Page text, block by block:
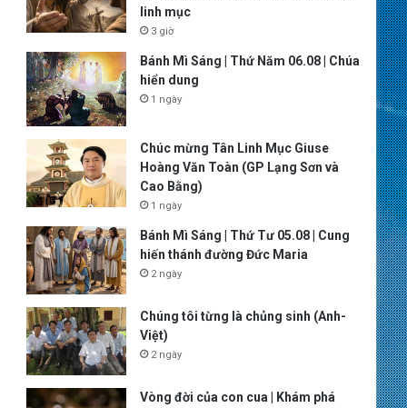
linh mục
3 giờ
Bánh Mì Sáng | Thứ Năm 06.08 | Chúa
hiển dung
1 ngày
Chúc mừng Tân Linh Mục Giuse
Hoàng Văn Toàn (GP Lạng Sơn và
Cao Bằng)
1 ngày
Bánh Mì Sáng | Thứ Tư 05.08 | Cung
hiến thánh đường Đức Maria
2 ngày
Chúng tôi từng là chủng sinh (Anh-
Việt)
2 ngày
Vòng đời của con cua | Khám phá